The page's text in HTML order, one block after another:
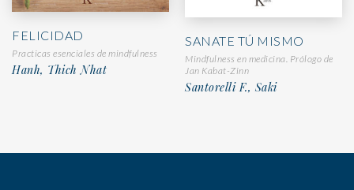
FELICIDAD
Practicas esenciales de mindfulness
Hanh, Thich Nhat
SANATE TÚ MISMO
Mindfulness en medicina. Prólogo de
Jan Kabat-Zinn
Santorelli F., Saki